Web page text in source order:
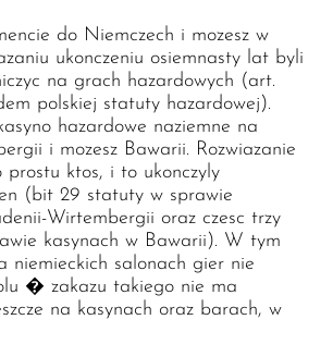
do Niemczech i mozesz w
ukonczeniu osiemnasty lat byli
na grach hazardowych (art.
polskiej statuty hazardowej).
hazardowe naziemne na
i mozesz Bawarii. Rozwiazanie
ktos, i to ukonczyly
(bit 29 statuty w sprawie
Wirtembergii oraz czesc trzy
kasynach w Bawarii). W tym
niemieckich salonach gier nie
� zakazu takiego nie ma
na kasynach oraz barach, w